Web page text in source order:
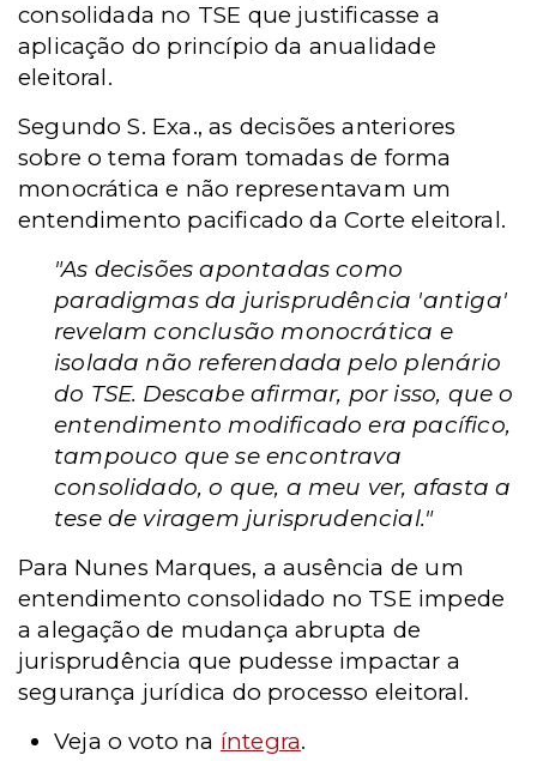
consolidada no TSE que justificasse a
aplicação do princípio da anualidade
eleitoral.
Segundo S. Exa., as decisões anteriores
sobre o tema foram tomadas de forma
monocrática e não representavam um
entendimento pacificado da Corte eleitoral.
"As decisões apontadas como
paradigmas da jurisprudência 'antiga'
revelam conclusão monocrática e
isolada não referendada pelo plenário
do TSE. Descabe afirmar, por isso, que o
entendimento modificado era pacífico,
tampouco que se encontrava
consolidado, o que, a meu ver, afasta a
tese de viragem jurisprudencial."
Para Nunes Marques, a ausência de um
entendimento consolidado no TSE impede
a alegação de mudança abrupta de
jurisprudência que pudesse impactar a
segurança jurídica do processo eleitoral.
Veja o voto na íntegra.